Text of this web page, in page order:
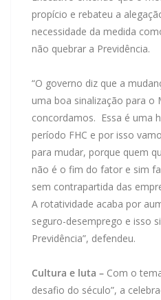
propício e rebateu a
necessidade da medida
não quebrar a Previdência.
“O governo diz que a
uma boa sinalização para o
concordamos. Essa é uma
período FHC e por isso
para mudar, porque quem
não é o fim do fator e sim
sem contrapartida das
A rotatividade acaba por
seguro-desemprego e isso
Previdência”, defendeu.
Cultura e luta – Com o
desafio do século”, a